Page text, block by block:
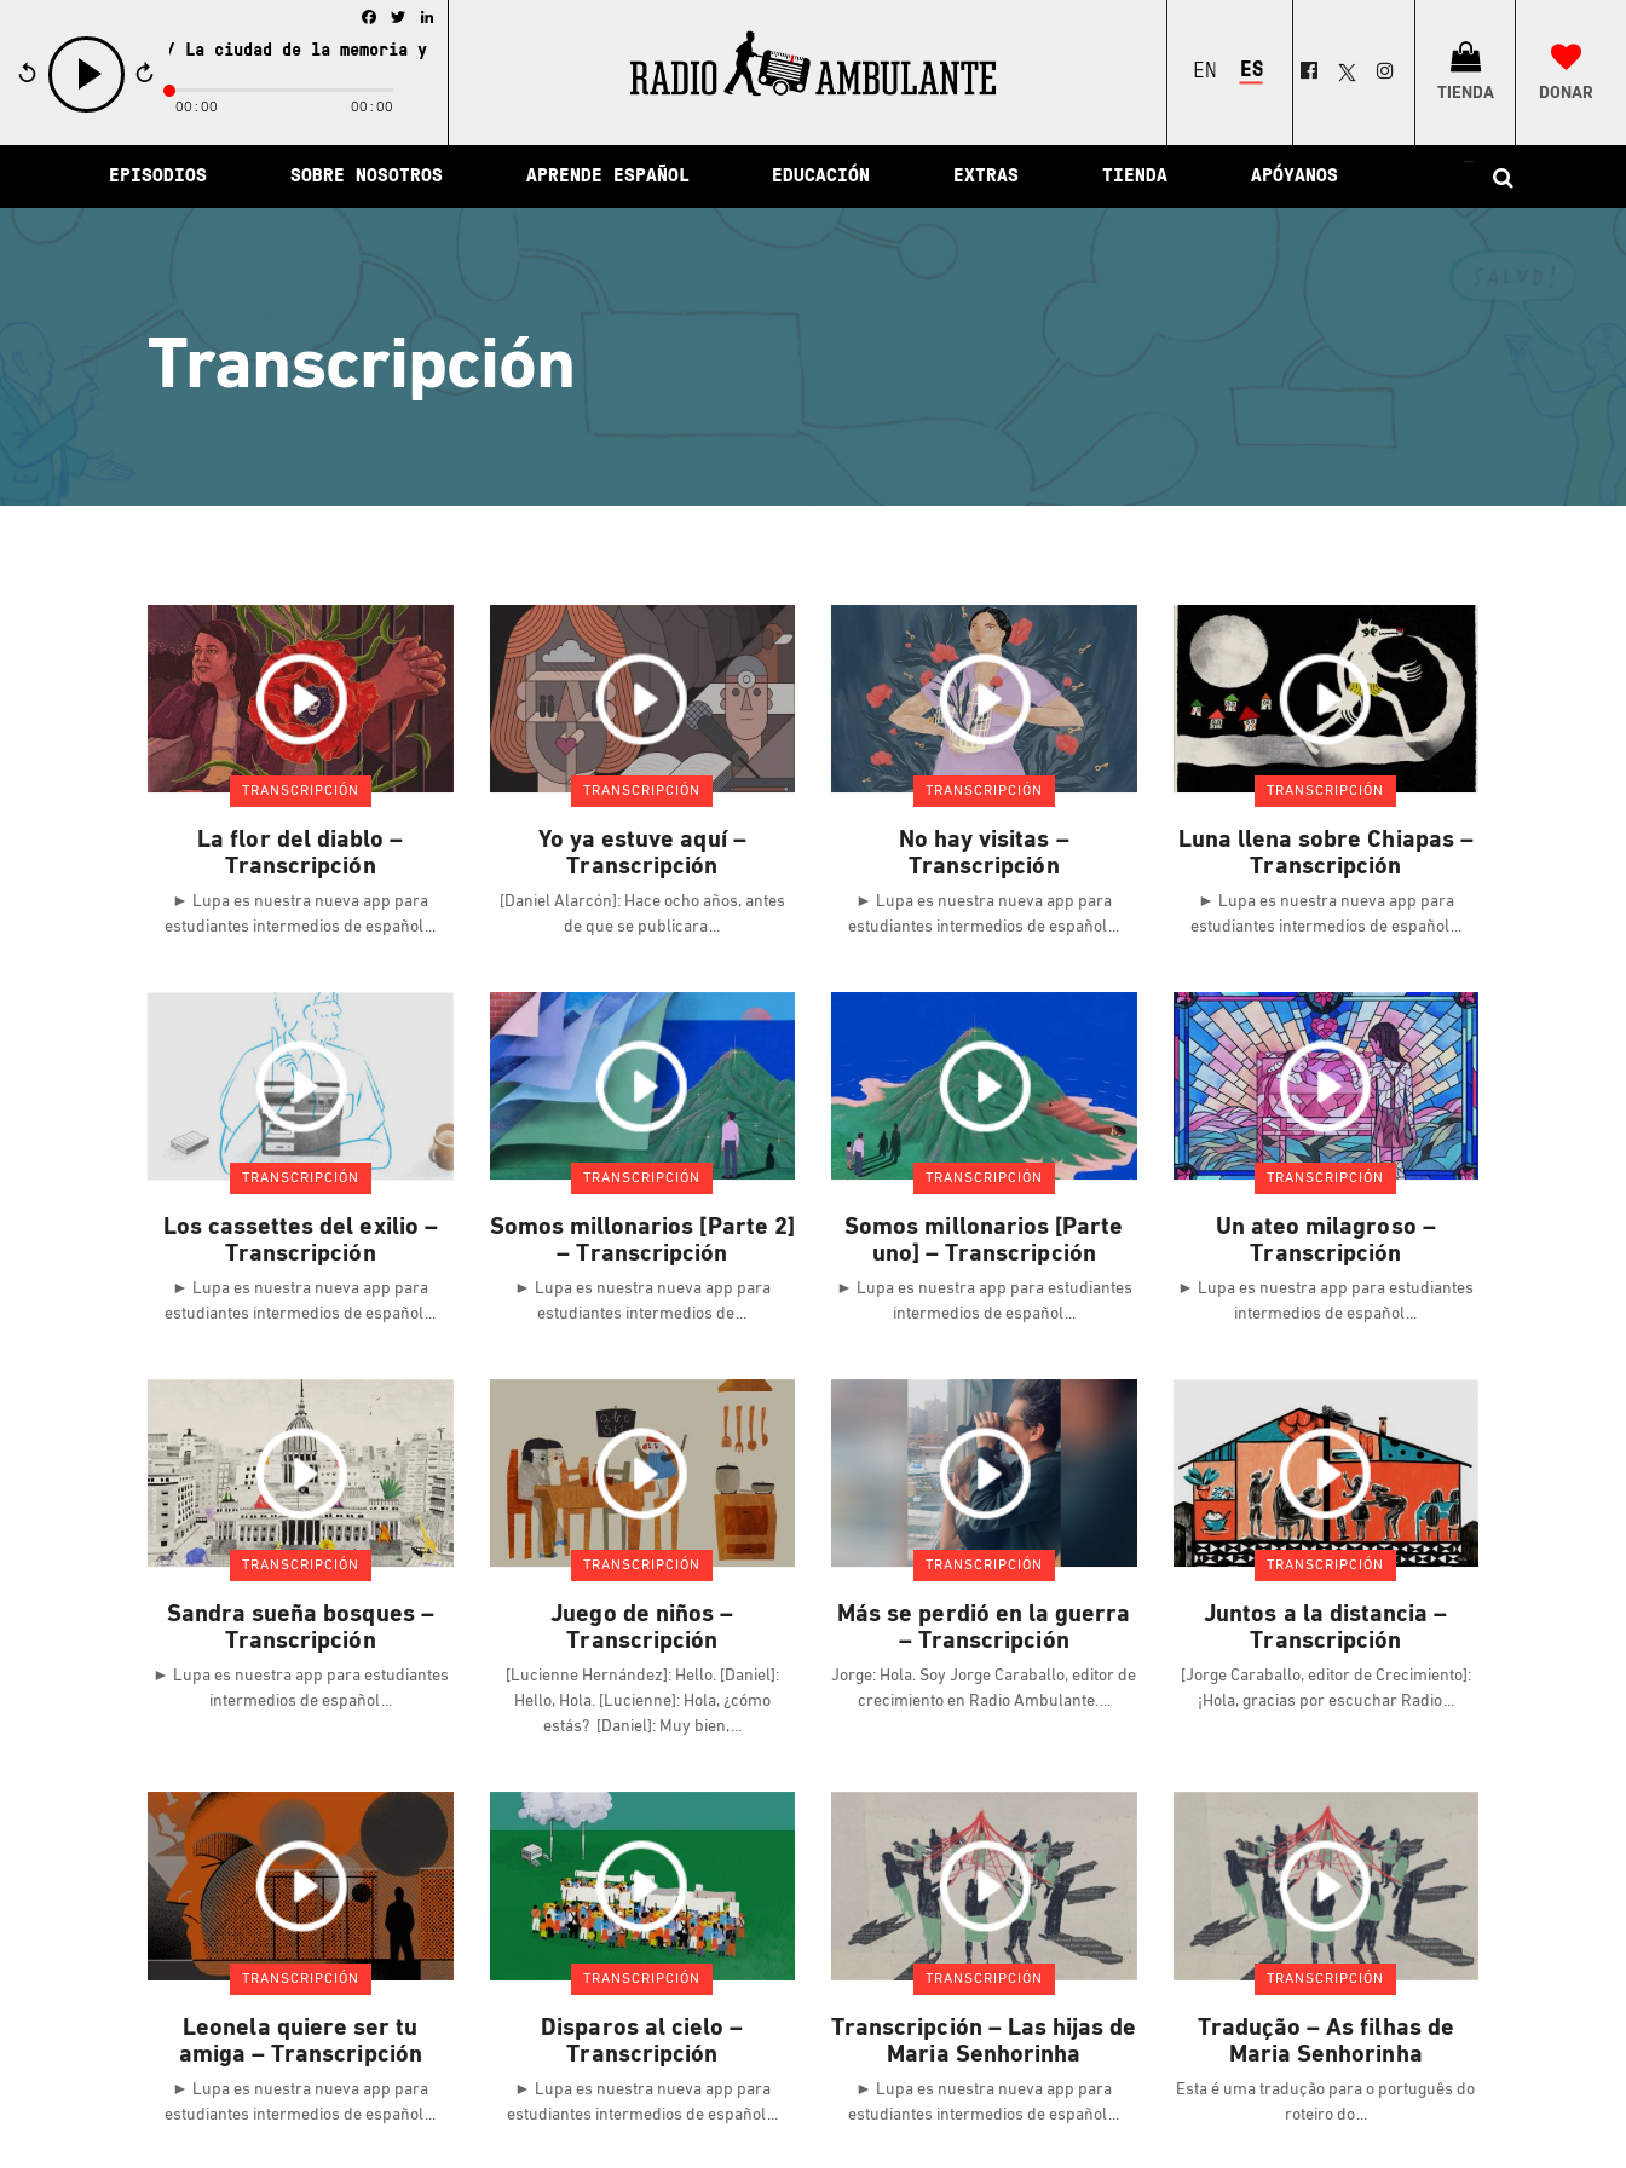
La ciudad de la memoria y otras historias del Perú / La ciudad de la memoria y otras historias del Perú
play
Facebook
Twitter
00:00 00:00
ENGLISHESPAÑOL
TIENDA DONAR
EPISODIOS SOBRE NOSOTROS APRENDE ESPAÑOL EDUCACIÓN EXTRAS TIENDA APÓYANOS
–
Transcripción
TRANSCRIPCIÓN
La flor del diablo –
Transcripción
► Lupa es nuestra nueva app para
estudiantes intermedios de español
TRANSCRIPCIÓN
Yo ya estuve aquí –
Transcripción
[Daniel Alarcón]: Hace ocho años, antes
de que se publicara
TRANSCRIPCIÓN
No hay visitas –
Transcripción
► Lupa es nuestra nueva app para
estudiantes intermedios de español
TRANSCRIPCIÓN
Luna llena sobre Chiapas –
Transcripción
► Lupa es nuestra nueva app para
estudiantes intermedios de español
TRANSCRIPCIÓN
Los cassettes del exilio –
Transcripción
► Lupa es nuestra nueva app para
estudiantes intermedios de español
TRANSCRIPCIÓN
Somos millonarios [Parte 2]
– Transcripción
► Lupa es nuestra nueva app para
estudiantes intermedios de
TRANSCRIPCIÓN
Somos millonarios [Parte
uno] – Transcripción
► Lupa es nuestra app para estudiantes
intermedios de español
TRANSCRIPCIÓN
Un ateo milagroso –
Transcripción
► Lupa es nuestra app para estudiantes
intermedios de español
TRANSCRIPCIÓN
Sandra sueña bosques –
Transcripción
► Lupa es nuestra app para estudiantes
intermedios de español
TRANSCRIPCIÓN
Juego de niños –
Transcripción
[Lucienne Hernández]: Hello. [Daniel]:
Hello, Hola. [Lucienne]: Hola, ¿cómo
estás? [Daniel]: Muy bien,
TRANSCRIPCIÓN
Más se perdió en la guerra
– Transcripción
Jorge: Hola. Soy Jorge Caraballo, editor de
crecimiento en Radio Ambulante.
TRANSCRIPCIÓN
Juntos a la distancia –
Transcripción
[Jorge Caraballo, editor de Crecimiento]:
¡Hola, gracias por escuchar Radio
TRANSCRIPCIÓN
Leonela quiere ser tu
amiga – Transcripción
► Lupa es nuestra nueva app para
estudiantes intermedios de español
TRANSCRIPCIÓN
Disparos al cielo –
Transcripción
► Lupa es nuestra nueva app para
estudiantes intermedios de español
TRANSCRIPCIÓN
Transcripción – Las hijas de
Maria Senhorinha
► Lupa es nuestra nueva app para
estudiantes intermedios de español
TRANSCRIPCIÓN
Tradução – As filhas de
Maria Senhorinha
Esta é uma tradução para o português do
roteiro do